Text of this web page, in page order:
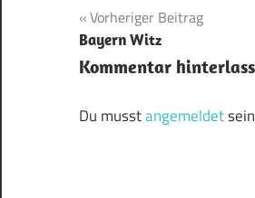
Vorheriger Beitrag
Bayern Witz
Kommentar
Du musstangemeldet